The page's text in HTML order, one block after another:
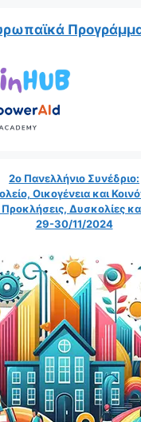
2ο Πανελλήνιο Συνέδριο:
Οικογένεια και
Δυσκολίες
29-30/11/2024